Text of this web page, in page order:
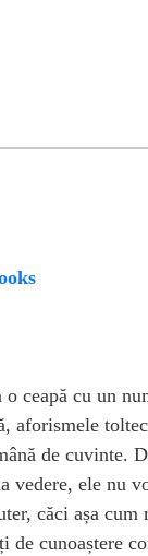
ceapă cu un
aforismele
de cuvinte.
vedere, ele nu
căci așa cum
de cunoaștere